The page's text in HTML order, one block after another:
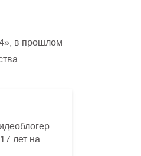
в прошлом
лет на